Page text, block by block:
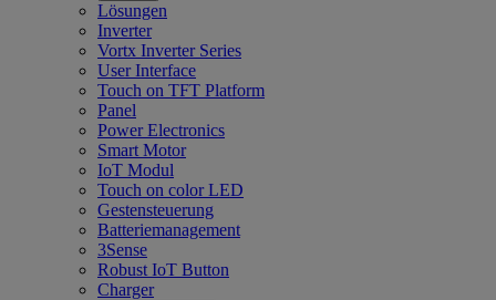
Lösungen
Inverter
Vortx Inverter Series
User Interface
Touch on TFT Platform
Panel
Power Electronics
Smart Motor
IoT Modul
Touch on color LED
Gestensteuerung
Batteriemanagement
3Sense
Robust IoT Button
Charger